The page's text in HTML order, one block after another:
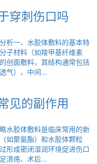
穿刺伤口吗
析一、水胶体敷料的基本特
子材料（如羧甲基纤维素
创面敷料，其结构通常包括
气）、中间...
见的副作用
水胶体敷料是临床常用的新
如聚氨酯）和水胶体颗粒
形成密闭湿润环境促进伤口
溃疡、术后...